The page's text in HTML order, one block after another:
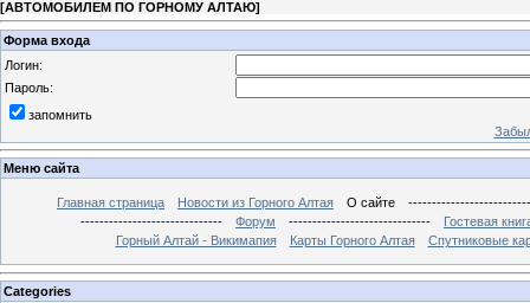
[АВТОМОБИЛЕМ ПО ГОРНОМУ АЛТАЮ]
Форма входа
Логин:
Пароль:
запомнить
Меню сайта
Главная страница Новости из Горного Алтая О сайте
------------------------------
Форум ------------------------------
Гостевая
Горный Алтай - Викимапия
Карты Горного Алтая Спутниковые
Categories